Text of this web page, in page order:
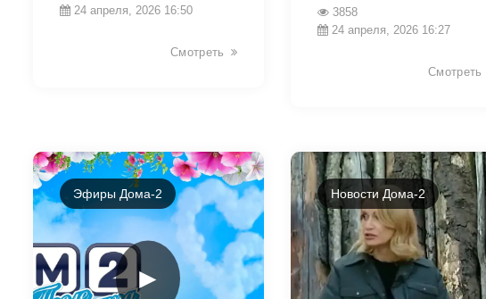
24 апреля, 2026 16:50
Смотреть
3858
24 апреля, 2026 16:27
Смотреть
►
Эфиры Дома-2 Новости Дома-2